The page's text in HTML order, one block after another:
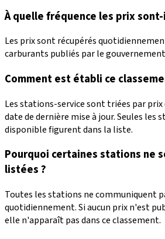
À quelle fréquence les prix sont-
Les prix sont récupérés
carburants publiés par le
Comment est établi ce
Les stations-service sont triées par prix
date de dernière mise à jour. Seules
disponible figurent dans la liste.
Pourquoi certaines stations ne
listées ?
Toutes les stations ne communiquent
quotidiennement. Si aucun prix n'est
elle n'apparaît pas dans ce classement.